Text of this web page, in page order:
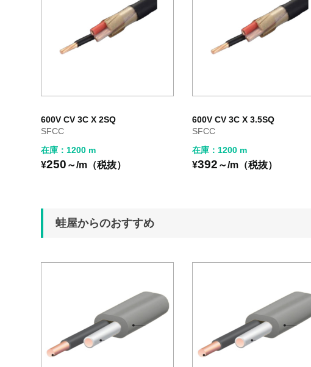
600V CV 3C X 2SQ
SFCC
在庫：1200 m
¥250 ～/m（税抜）
600V CV 3C X 3.5SQ
SFCC
在庫：1200 m
¥392 ～/m（税抜）
蛙屋からのおすすめ